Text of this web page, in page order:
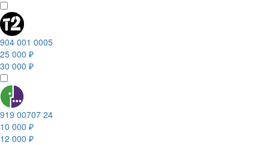
904 001 0005
25 000 ₽
30 000 ₽
919 00707 24
10 000 ₽
12 000 ₽